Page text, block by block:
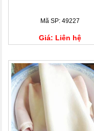
Mã SP: 49227
Giá: Liên hệ